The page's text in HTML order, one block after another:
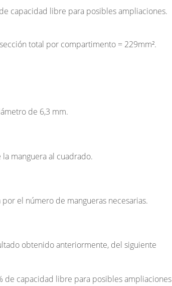
capacidad libre para posibles ampliaciones.
total por compartimento = 229mm².
de 6,3 mm.
manguera al cuadrado.
el número de mangueras necesarias.
obtenido anteriormente, del siguiente
de capacidad libre para posibles ampliaciones